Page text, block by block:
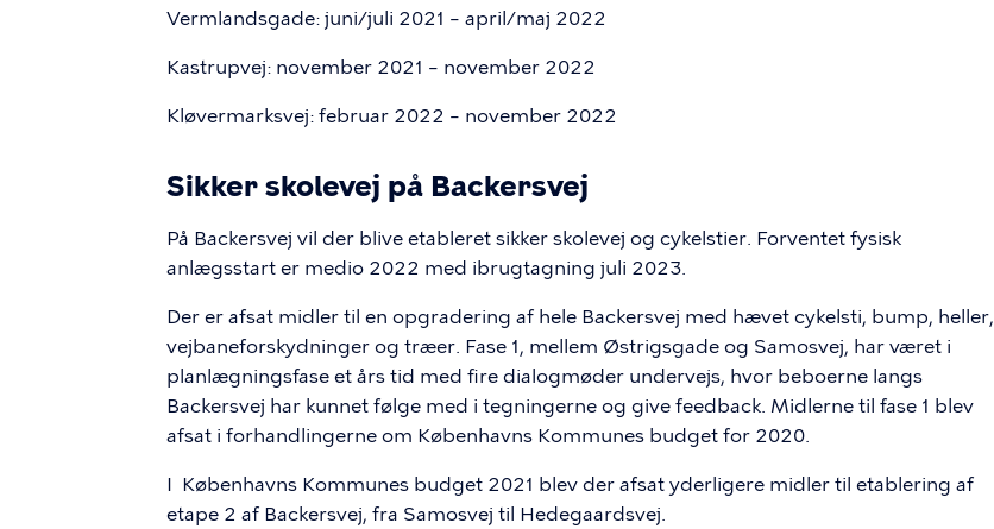
Vermlandsgade: juni/juli 2021 – april/maj 2022
Kastrupvej: november 2021 – november 2022
Kløvermarksvej: februar 2022 – november 2022
Sikker skolevej på Backersvej
På Backersvej vil der blive etableret sikker skolevej og cykelstier. Forventet fysisk
anlægsstart er medio 2022 med ibrugtagning juli 2023.
Der er afsat midler til en opgradering af hele Backersvej med hævet cykelsti, bump, heller,
vejbaneforskydninger og træer. Fase 1, mellem Østrigsgade og Samosvej, har været i
planlægningsfase et års tid med fire dialogmøder undervejs, hvor beboerne langs
Backersvej har kunnet følge med i tegningerne og give feedback. Midlerne til fase 1 blev
afsat i forhandlingerne om Københavns Kommunes budget for 2020.
I Københavns Kommunes budget 2021 blev der afsat yderligere midler til etablering af
etape 2 af Backersvej, fra Samosvej til Hedegaardsvej.